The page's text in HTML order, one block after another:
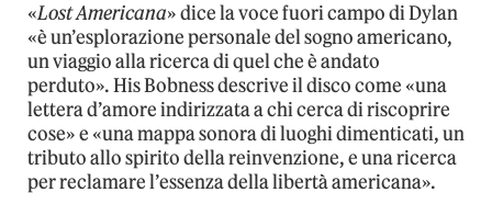
«Lost Americana» dice la voce fuori campo di Dylan
«è un’esplorazione personale del sogno americano,
un viaggio alla ricerca di quel che è andato
perduto». His Bobness descrive il disco come «una
lettera d’amore indirizzata a chi cerca di riscoprire
cose» e «una mappa sonora di luoghi dimenticati, un
tributo allo spirito della reinvenzione, e una ricerca
per reclamare l’essenza della libertà americana».